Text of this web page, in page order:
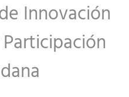
Innovación